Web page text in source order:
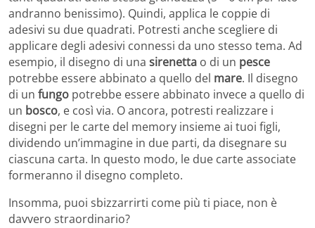
andranno benissimo). Quindi, applica le coppie di
adesivi su due quadrati. Potresti anche scegliere di
applicare degli adesivi connessi da uno stesso tema. Ad
esempio, il disegno di una sirenetta o di un pesce
potrebbe essere abbinato a quello del mare. Il disegno
di un fungo potrebbe essere abbinato invece a quello di
un bosco, e così via. O ancora, potresti realizzare i
disegni per le carte del memory insieme ai tuoi figli,
dividendo un’immagine in due parti, da disegnare su
ciascuna carta. In questo modo, le due carte associate
formeranno il disegno completo.
Insomma, puoi sbizzarrirti come più ti piace, non è
davvero straordinario?